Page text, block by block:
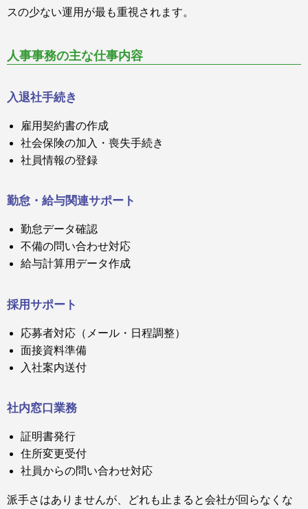
スの少ない運用が最も重視されます。
人事事務の主な仕事内容
入退社手続き
雇用契約書の作成
社会保険の加入・喪失手続き
社員情報の登録
勤怠・給与関連サポート
勤怠データ確認
不備の問い合わせ対応
給与計算用データ作成
採用サポート
応募者対応（メール・日程調整）
面接資料準備
入社案内送付
社内窓口業務
証明書発行
住所変更受付
社員からの問い合わせ対応
派手さはありませんが、どれも止まると会社が回らなくな